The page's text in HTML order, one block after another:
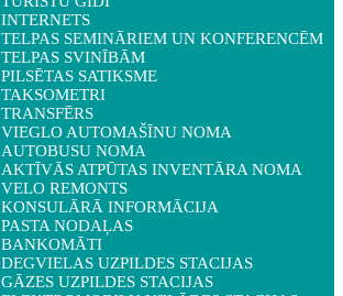
INTERNETS
TELPAS SEMINĀRIEM UN KONFERENCĒM
TELPAS SVINĪBĀM
PILSĒTAS SATIKSME
TAKSOMETRI
TRANSFĒRS
VIEGLO AUTOMAŠĪNU NOMA
AUTOBUSU NOMA
AKTĪVĀS ATPŪTAS INVENTĀRA NOMA
VELO REMONTS
KONSULĀRĀ INFORMĀCIJA
PASTA NODAĻAS
BANKOMĀTI
DEGVIELAS UZPILDES STACIJAS
GĀZES UZPILDES STACIJAS